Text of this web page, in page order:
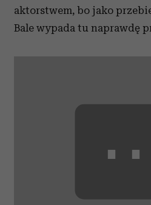
aktorstwem, bo jako
Bale wypada tu naprawdę